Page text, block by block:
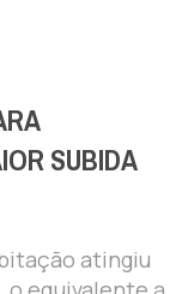
SUBIDA
atingiu